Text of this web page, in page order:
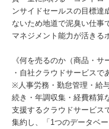
ンサイドセールスの目標達
ないため地道で泥臭い仕事
マネジメント能力が活きる
《何を売るのか（商品・サ
・自社クラウドサービスで
※人事労務・勤怠管理・給
続き・年調収集・経費精算
支援するクラウドサービス
集約し、「1つのデータベ